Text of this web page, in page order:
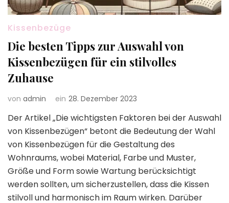
Kissenbezüge
Die besten Tipps zur Auswahl von
Kissenbezügen für ein stilvolles
Zuhause
von admin ein 28. Dezember 2023
Der Artikel „Die wichtigsten Faktoren bei der Auswahl
von Kissenbezügen“ betont die Bedeutung der Wahl
von Kissenbezügen für die Gestaltung des
Wohnraums, wobei Material, Farbe und Muster,
Größe und Form sowie Wartung berücksichtigt
werden sollten, um sicherzustellen, dass die Kissen
stilvoll und harmonisch im Raum wirken. Darüber